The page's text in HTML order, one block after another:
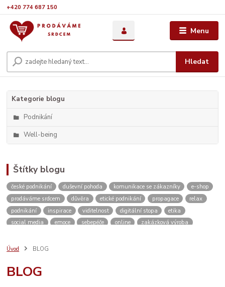
Menu
Hledat
+420 774 687 150
Kategorie blogu
Podnikání
Well-being
Štítky blogu
české podnikání duševní pohoda komunikace se zákazníky
e-shop
prodáváme srdcem
důvěra etické podnikání propagace
relax
podnikání
inspirace viditelnost digitální stopa
etika
social media
emoce sebepéče online
zakázková výroba
prodej
vánoce
děti
sítě
Úvod BLOG
BLOG